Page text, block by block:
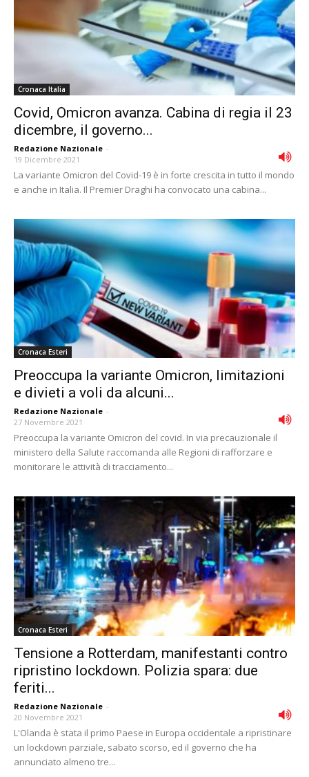
Cronaca Italia
Covid, Omicron avanza. Cabina di regia il 23
dicembre, il governo...
Redazione Nazionale -
19 Dicembre 2021
La variante Omicron del Covid-19 è in forte crescita in tutto il mondo
e anche in Italia. Il Premier Draghi ha convocato una cabina...
Cronaca Esteri
Preoccupa la variante Omicron, limitazioni
e divieti a voli da alcuni...
Redazione Nazionale -
27 Novembre 2021
Preoccupa la variante Omicron del covid. In via precauzionale il
ministero della Salute raccomanda alle Regioni di rafforzare e
monitorare le attività di tracciamento...
Cronaca Esteri
Tensione a Rotterdam, manifestanti contro
ripristino lockdown. Polizia spara: due
feriti...
Redazione Nazionale -
20 Novembre 2021
L'Olanda è stata il primo Paese in Europa occidentale a ripristinare
un lockdown parziale, sabato scorso, ed il governo che ha
annunciato almeno tre...